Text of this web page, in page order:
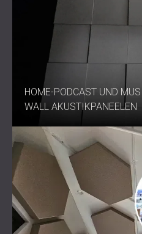
HOME-PODCAST UND
WALL AKUSTIKPANEELEN